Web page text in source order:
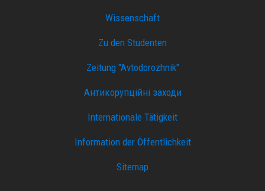
Wissenschaft
Zu den Studenten
Zeitung "Avtodorozhnik"
Антикорупційні заходи
Internationale Tätigkeit
Information der Öffentlichkeit
Sitemap